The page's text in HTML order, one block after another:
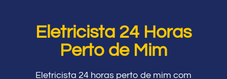
Eletricista 24 Horas
Perto de Mim
Eletricista 24 horas perto de mim com